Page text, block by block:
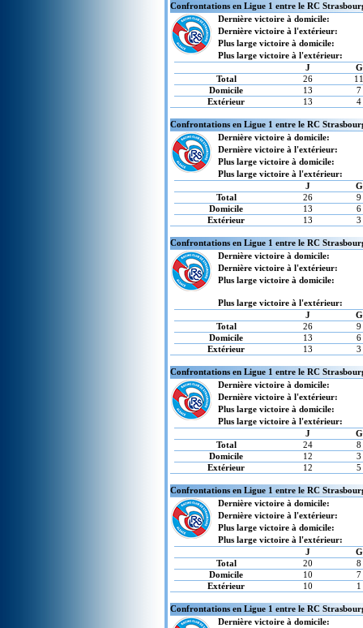
Confrontations en Ligue 1 entre le RC
Dernière victoire à domicile:
Dernière victoire à l'extérieur:
Plus large victoire à domicile:
Plus large victoire à l'extérieur:
J
G
Total
26
Domicile
13
7
Extérieur
13 4
Confrontations en Ligue 1 entre le RC
Dernière victoire à domicile:
Dernière victoire à l'extérieur:
Plus large victoire à domicile:
Plus large victoire à l'extérieur:
J
G
Total
26
9
Domicile
13
6
Extérieur
13 3
Confrontations en Ligue 1 entre le RC
Dernière victoire à domicile:
Dernière victoire à l'extérieur:
Plus large victoire à domicile:
Plus large victoire à l'extérieur:
J
G
Total
26
9
Domicile
13
6
Extérieur
13 3
Confrontations en Ligue 1 entre le RC
Dernière victoire à domicile:
Dernière victoire à l'extérieur:
Plus large victoire à domicile:
Plus large victoire à l'extérieur:
J
G
Total
24
8
Domicile
12
3
Extérieur
12 5
Confrontations en Ligue 1 entre le RC
Dernière victoire à domicile:
Dernière victoire à l'extérieur:
Plus large victoire à domicile:
Plus large victoire à l'extérieur:
J
G
Total
20
8
Domicile
10
7
Extérieur
10 1
Confrontations en Ligue 1 entre le RC
Dernière victoire à domicile: